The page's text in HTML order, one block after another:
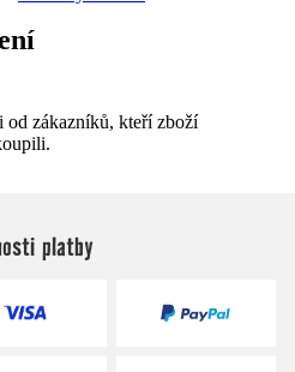
od zákazníků, kteří zboží
platby